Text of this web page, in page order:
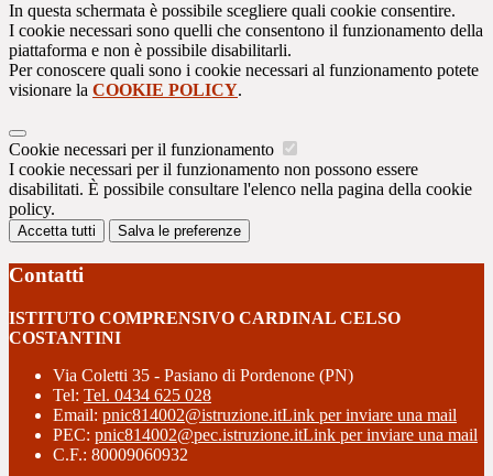
In questa schermata è possibile scegliere quali cookie consentire.
I cookie necessari sono quelli che consentono il funzionamento della
piattaforma e non è possibile disabilitarli.
Per conoscere quali sono i cookie necessari al funzionamento potete
visionare la COOKIE POLICY.
Cookie necessari per il funzionamento
I cookie necessari per il funzionamento non possono essere
disabilitati. È possibile consultare l'elenco nella pagina della cookie
policy.
Accetta tutti Salva le preferenze
Contatti
ISTITUTO COMPRENSIVO CARDINAL CELSO
COSTANTINI
Via Coletti 35 - Pasiano di Pordenone (PN)
Tel: Tel. 0434 625 028
Email: pnic814002@istruzione.itLink per inviare una mail
PEC: pnic814002@pec.istruzione.itLink per inviare una mail
C.F.: 80009060932